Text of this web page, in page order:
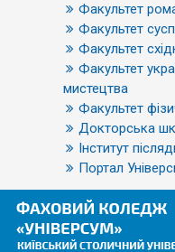
Факультет
Факультет
Факультет
Факультет
мистецтва
Факультет
Докторська
Інститут
Портал